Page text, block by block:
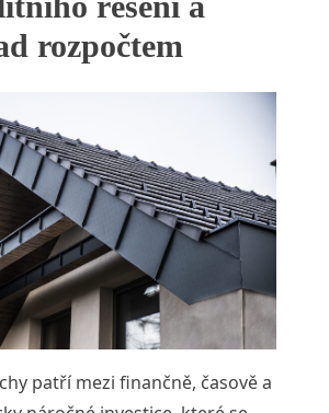
rozpočtem
patří mezi finančně, časově a